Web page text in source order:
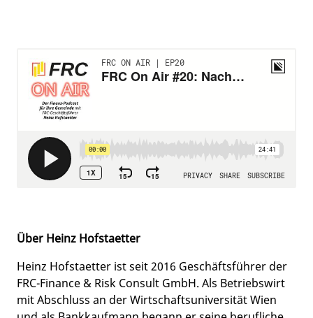
Über Heinz Hofstaetter
Heinz Hofstaetter ist seit 2016 Geschäftsführer der
FRC-Finance & Risk Consult GmbH. Als Betriebswirt
mit Abschluss an der Wirtschaftsuniversität Wien